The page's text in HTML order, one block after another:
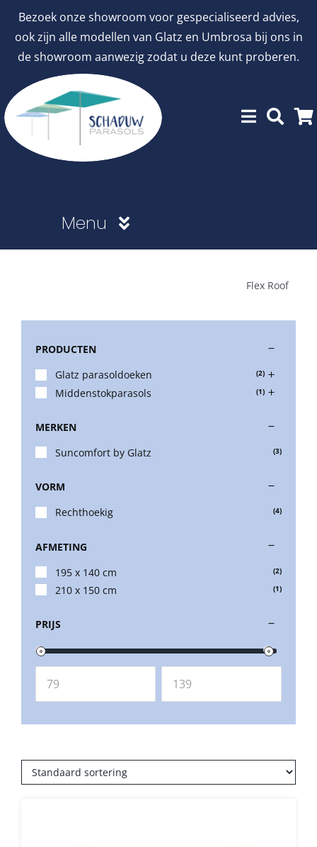
Bezoek onze showroom voor gespecialiseerd advies,
ook zijn alle modellen van Glatz en Umbrosa bij ons in
de showroom aanwezig zodat u deze kunt proberen.
inhoud
Menu
Stokparasols
Zweefparasols
Horeca parasols
Muurparasols
Snel leverbaar
Parasolvoeten
Balkonklemmen
Beschermhoezen
Verlichting
Flex Roof
PRODUCTEN
Glatz parasoldoeken
(2)
Middenstokparasols (1)
MERKEN
Suncomfort by Glatz
(3)
VORM
Rechthoekig
(4)
AFMETING
195 x 140 cm
(2)
210 x 150 cm (1)
PRIJS